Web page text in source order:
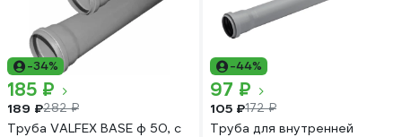
-34%
185 ₽
189 ₽282 ₽
Труба VALFEX BASE ф 50, с
-44%
97 ₽
105 ₽172 ₽
Труба для внутренней